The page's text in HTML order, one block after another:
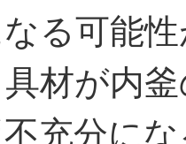
る可能
材が内
充分に